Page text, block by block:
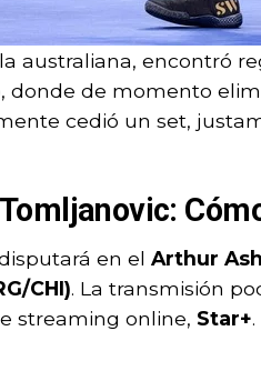
australiana, encontró
donde de momento
cedió un set,
en el Arthur
CHI). La transmisión
streaming online, Star+.